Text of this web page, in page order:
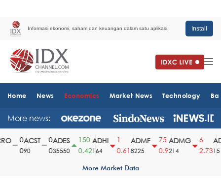
Informasi ekonomi, saham dan keuangan dalam satu aplikasi. Install
Home News Economics Market News Technology
More news:
ACST
90
ADES
35550
150
0.42
ADHI
164
0.61
ADMF
8225
75
0.9
ADMG
214
2.731510
More Market Data